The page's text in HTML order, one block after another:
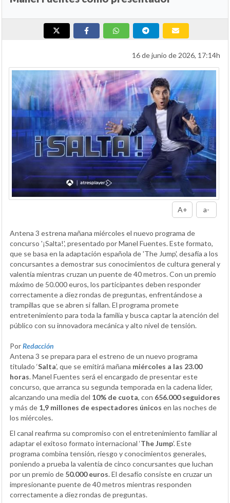
16 de junio de 2026, 17:14h
A+ a-
Antena 3 estrena mañana miércoles el nuevo programa de
concurso '¡Salta!', presentado por Manel Fuentes. Este formato,
que se basa en la adaptación española de 'The Jump', desafía a los
concursantes a demostrar sus conocimientos de cultura general y
valentía mientras cruzan un puente de 40 metros. Con un premio
máximo de 50.000 euros, los participantes deben responder
correctamente a diez rondas de preguntas, enfrentándose a
trampillas que se abren si fallan. El programa promete
entretenimiento para toda la familia y busca captar la atención del
público con su innovadora mecánica y alto nivel de tensión.
PorRedacción
Antena 3 se prepara para el estreno de un nuevo programa
titulado ‘Salta’, que se emitirá mañana miércoles a las 23.00
horas. Manel Fuentes será el encargado de presentar este
concurso, que arranca su segunda temporada en la cadena líder,
alcanzando una media del 10% de cuota, con 656.000 seguidores
y más de 1,9 millones de espectadores únicos en las noches de
los miércoles.
El canal reafirma su compromiso con el entretenimiento familiar al
adaptar el exitoso formato internacional ‘The Jump’. Este
programa combina tensión, riesgo y conocimientos generales,
poniendo a prueba la valentía de cinco concursantes que luchan
por un premio de 50.000 euros. El desafío consiste en cruzar un
impresionante puente de 40 metros mientras responden
correctamente a diez rondas de preguntas.